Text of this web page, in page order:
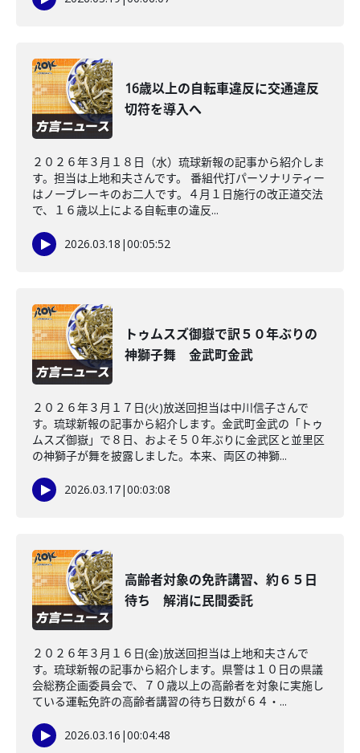
16歳以上の自転車違反に交通違反
切符を導入へ
２０２６年３月１８日（水）琉球新報の記事から紹介しま
す。担当は上地和夫さんです。 番組代打パーソナリティー
はノーブレーキのお二人です。４月１日施行の改正道交法
で、１６歳以上による自転車の違反...
2026.03.18 |00:05:52
トゥムスズ御嶽で訳５０年ぶりの
神獅子舞 金武町金武
２０２６年３月１７日(火)放送回担当は中川信子さんで
す。琉球新報の記事から紹介します。金武町金武の「トゥ
ムスズ御嶽」で８日、およそ５０年ぶりに金武区と並里区
の神獅子が舞を披露しました。本来、両区の神獅...
2026.03.17|00:03:08
高齢者対象の免許講習、約６５日
待ち 解消に民間委託
２０２６年３月１６日(金)放送回担当は上地和夫さんで
す。琉球新報の記事から紹介します。県警は１０日の県議
会総務企画委員会で、７０歳以上の高齢者を対象に実施し
ている運転免許の高齢者講習の待ち日数が６４・...
2026.03.16 |00:04:48